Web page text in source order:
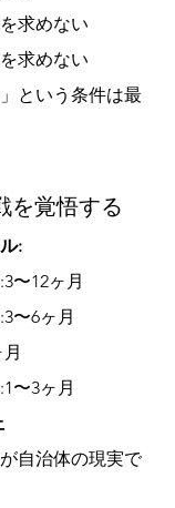
求めない
求めない
という条件は最
を覚悟する
:
〜12ヶ月
〜6ヶ月
〜3ヶ月
自治体の現実で